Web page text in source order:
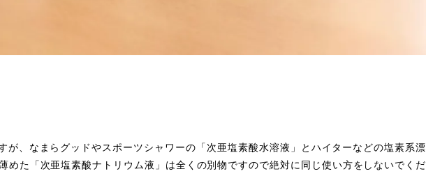
が、なまらグッドやスポーツシャワーの「次亜塩素酸水溶液」とハイターなどの塩素系漂
めた「次亜塩素酸ナトリウム液」は全くの別物ですので絶対に同じ使い方をしないでくだ